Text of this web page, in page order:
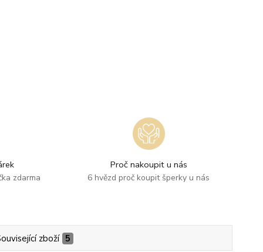
zdarma
Proč nakoupit u nás
6 hvězd proč koupit šperky u nás
zboží 5